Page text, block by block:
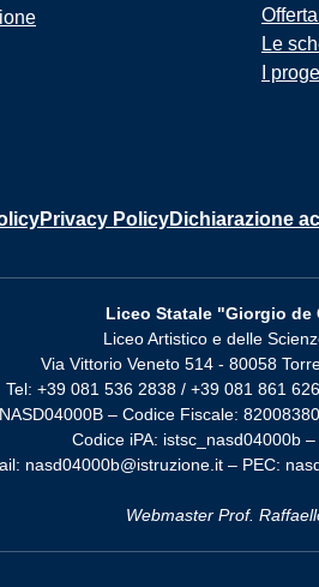
Le
I
Privacy PolicyDichiarazione
Liceo Statale "Giorgio de
Liceo Artistico e delle
Via Vittorio Veneto 514 - 80058
Tel: +39 081 536 2838 / +39 081 861
– Codice Fiscale:
Codice iPA: istsc_nasd04000b –
nasd04000b@istruzione.it – PEC:
Webmaster Prof.